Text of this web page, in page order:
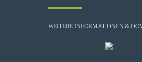
WEITERE INFORMATIONEN &